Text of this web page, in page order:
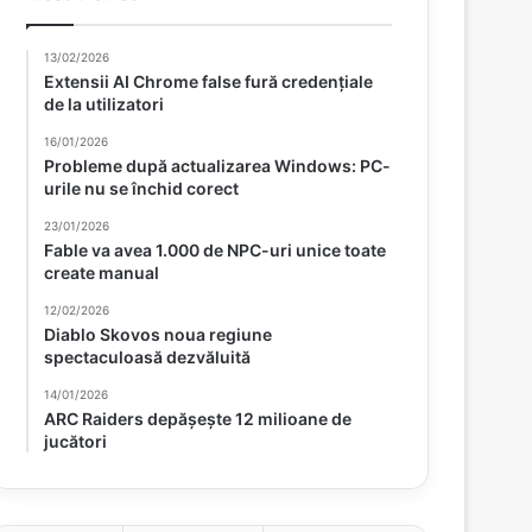
13/02/2026
Extensii AI Chrome false fură credențiale
de la utilizatori
16/01/2026
Probleme după actualizarea Windows: PC-
urile nu se închid corect
23/01/2026
Fable va avea 1.000 de NPC-uri unice toate
create manual
12/02/2026
Diablo Skovos noua regiune
spectaculoasă dezvăluită
14/01/2026
ARC Raiders depășește 12 milioane de
jucători